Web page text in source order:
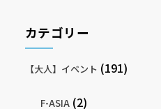
カテゴリー
【大人】イベント (191)
F-ASIA (2)